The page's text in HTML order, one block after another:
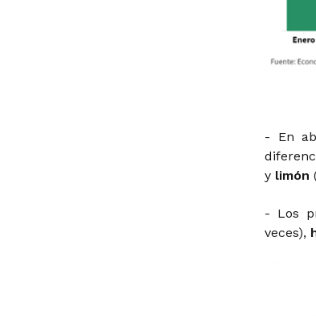
- En
y limón
- Los
veces),